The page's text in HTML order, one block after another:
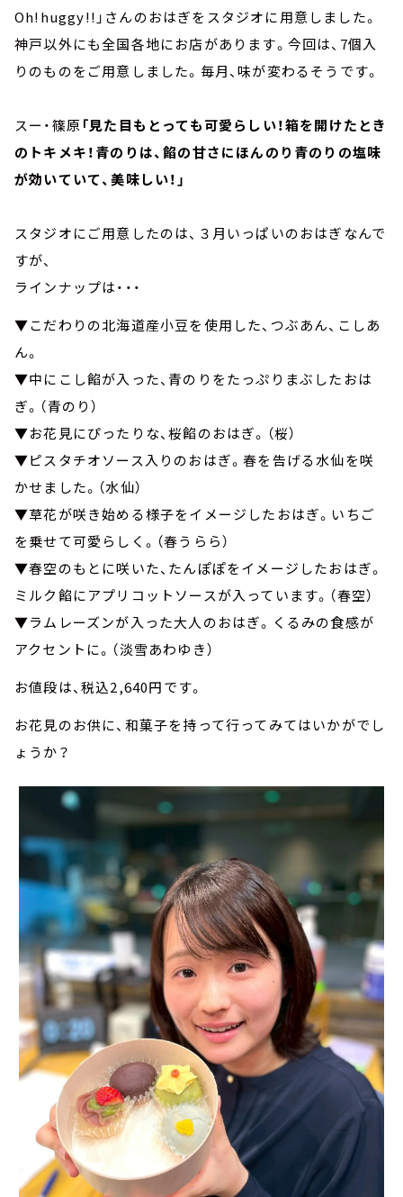
Oh!huggy!!」さんのおはぎをスタジオに用意しました。
神戸以外にも全国各地にお店があります。今回は、7個入
りのものをご用意しました。毎月、味が変わるそうです。
スー・篠原「見た目もとっても可愛らしい！箱を開けたとき
のトキメキ！青のりは、餡の甘さにほんのり青のりの塩味
が効いていて、美味しい！」
スタジオにご用意したのは、３月いっぱいのおはぎなんで
すが、
ラインナップは・・・
▼こだわりの北海道産小豆を使用した、つぶあん、こしあ
ん。
▼中にこし餡が入った、青のりをたっぷりまぶしたおは
ぎ。（青のり）
▼お花見にぴったりな、桜餡のおはぎ。（桜）
▼ピスタチオソース入りのおはぎ。春を告げる水仙を咲
かせました。（水仙）
▼草花が咲き始める様子をイメージしたおはぎ。いちご
を乗せて可愛らしく。（春うらら）
▼春空のもとに咲いた、たんぽぽをイメージしたおはぎ。
ミルク餡にアプリコットソースが入っています。（春空）
▼ラムレーズンが入った大人のおはぎ。くるみの食感が
アクセントに。（淡雪あわゆき）
お値段は、税込2,640円です。
お花見のお供に、和菓子を持って行ってみてはいかがでし
ょうか？